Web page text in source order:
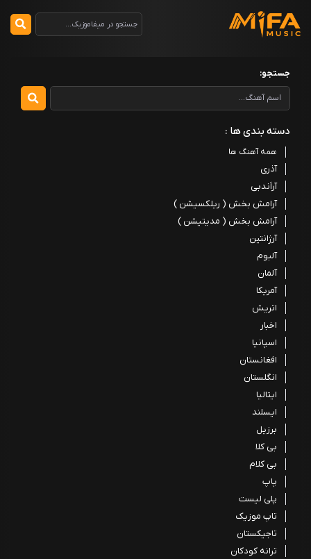
جستجو:
دسته بندی ها :
همه آهنگ ها
آذری
آراَندبی
آرامش بخش ( ریلکسیشن )
آرامش بخش ( مدیتیشن )
آرژانتین
آلبوم
آلمان
آمریکا
اتریش
اخبار
اسپانیا
افغانستان
انگلستان
ایتالیا
ایسلند
برزیل
بی کلا
بی کلام
پاپ
پلی لیست
تاپ موزیک
تاجیکستان
ترانه کودکان